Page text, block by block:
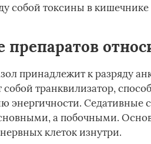
собой токсины в
препаратов
принадлежит к разряду
собой транквилизатор,
энергичности. Седативные
а побочными.
клеток изнутри.